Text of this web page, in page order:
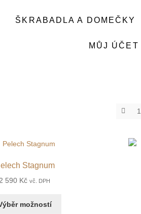
ŠKRABADLA A DOMEČKY
MŮJ ÚČET
1
Stagnum
590 Kč vč. DPH
možností